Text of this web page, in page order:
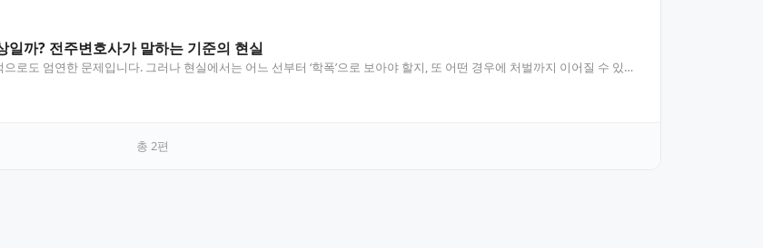
일까? 전주변호사가 말하는 기준의 현실
로도 엄연한 문제입니다. 그러나 현실에서는 어느 선부터 ‘학폭’으로 보아야 할지, 또 어떤 경우에 처벌까지 이어질 수 있는
총 2편